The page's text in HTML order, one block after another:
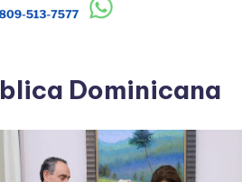
Dominicana